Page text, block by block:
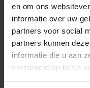
en om ons
informatie over uw
partners voor social
partners kunnen
informatie die u aan
verzameld op basis
Onlangs